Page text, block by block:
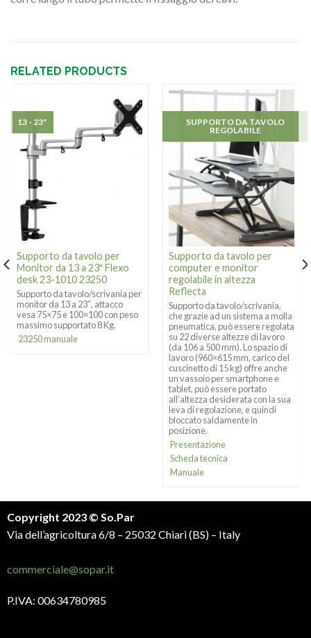
RELATED PRODUCTS
Supporto da tavolo per
Monitor da 13 a 23″ Flexo
desk 23-1010 23250
Supporto da tavolo/scrivania per
monitor da 13 a 23″, attacco
vesa 75×75 e 100×100 con peso
massimo supportato 8 Kg.
23250 manuale
13 - 23"
Supporto da tavolo per
computer e monitor
regolabile in altezza
Reflecta
Supporto da tavolo/scrivania,
che grazie ad un sistema a molla
pneumatica, può essere regolata
su 22 diverse altezze di lavoro
(da 106 a 500 mm). Lo spazio di
lavoro (960×615 mm, carico del
cuscinetto di 15 kg) offre anche
un vassoio per smartphone e
tablet, può essere portato
all’altezza desiderata con la sua
leva di regolazione, e quindi
bloccato saldamente in
posizione.
Presentazione
Scheda tecnica
Manuale
SUPPORTO DA TAVOLO
REGOLABILE
Copyright 2023 © So.Par
Via dell’agricoltura 6/8 – 25032 Chiari (BS) – Italy
commerciale@sopar.it
P.IVA: 00634780985